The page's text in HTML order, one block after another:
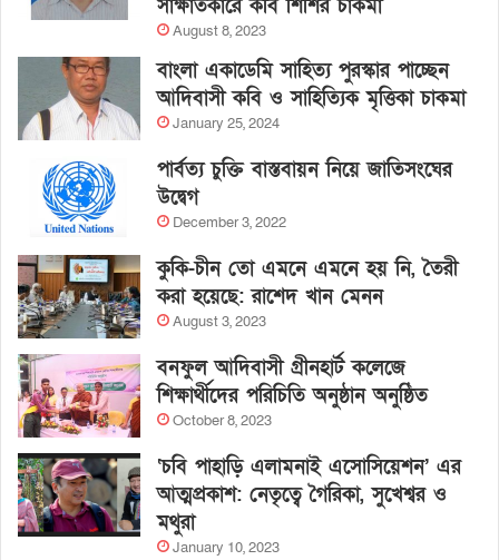
সাক্ষাতকারে কবি শিশির চাকমা
August 8, 2023
বাংলা একাডেমি সাহিত্য পুরস্কার পাচ্ছেন
আদিবাসী কবি ও সাহিত্যিক মৃত্তিকা চাকমা
January 25, 2024
পার্বত্য চুক্তি বাস্তবায়ন নিয়ে জাতিসংঘের
উদ্বেগ
December 3, 2022
কুকি-চীন তো এমনে এমনে হয় নি, তৈরী
করা হয়েছে: রাশেদ খান মেনন
August 3, 2023
বনফুল আদিবাসী গ্রীনহার্ট কলেজে
শিক্ষার্থীদের পরিচিতি অনুষ্ঠান অনুষ্ঠিত
October 8, 2023
‘চবি পাহাড়ি এলামনাই এসোসিয়েশন’ এর
আত্মপ্রকাশ: নেতৃত্বে গৈরিকা, সুখেশ্বর ও
মথুরা
January 10, 2023